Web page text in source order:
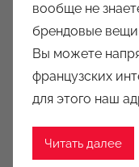
вообще не
брендовые
Вы можете
французских
для этого наш
Читать далее